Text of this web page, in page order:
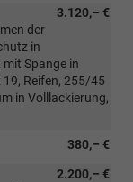
3.120,– €
der
in
Spange in
19, Reifen, 255/45
in Volllackierung,
380,– €
2.200,– €